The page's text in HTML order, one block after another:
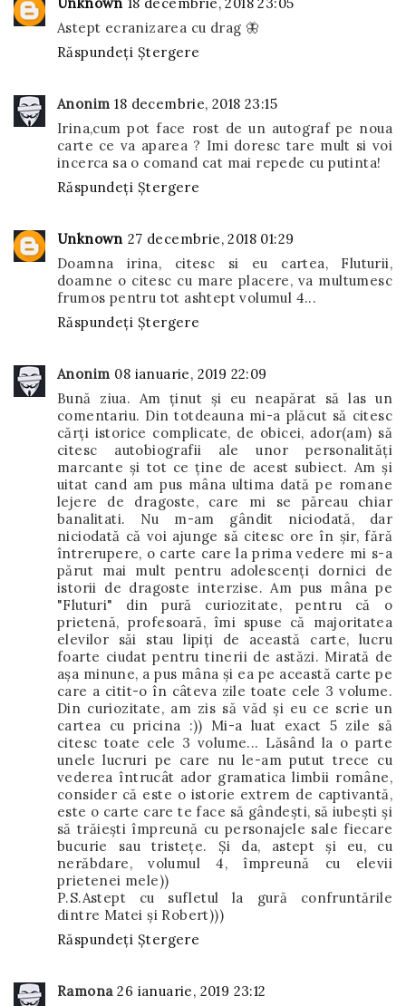
Astept ecranizarea cu drag 🦋
Răspundeți Ștergere
Anonim 18 decembrie, 2018 23:15
Irina,cum pot face rost de un autograf pe noua
carte ce va aparea ? Imi doresc tare mult si voi
incerca sa o comand cat mai repede cu putinta!
Răspundeți Ștergere
Unknown 27 decembrie, 2018 01:29
Doamna irina, citesc si eu cartea, Fluturii,
doamne o citesc cu mare placere, va multumesc
frumos pentru tot ashtept volumul 4...
Răspundeți Ștergere
Anonim 08 ianuarie, 2019 22:09
Bună ziua. Am ținut și eu neapărat să las un
comentariu. Din totdeauna mi-a plăcut să citesc
cărți istorice complicate, de obicei, ador(am) să
citesc autobiografii ale unor personalități
marcante și tot ce ține de acest subiect. Am și
uitat cand am pus mâna ultima dată pe romane
lejere de dragoste, care mi se păreau chiar
banalitati. Nu m-am gândit niciodată, dar
niciodată că voi ajunge să citesc ore în șir, fără
întrerupere, o carte care la prima vedere mi s-a
părut mai mult pentru adolescenți dornici de
istorii de dragoste interzise. Am pus mâna pe
"Fluturi" din pură curiozitate, pentru că o
prietenă, profesoară, îmi spuse că majoritatea
elevilor săi stau lipiți de această carte, lucru
foarte ciudat pentru tinerii de astăzi. Mirată de
așa minune, a pus mâna și ea pe această carte pe
care a citit-o în câteva zile toate cele 3 volume.
Din curiozitate, am zis să văd și eu ce scrie un
cartea cu pricina :)) Mi-a luat exact 5 zile să
citesc toate cele 3 volume... Lăsând la o parte
unele lucruri pe care nu le-am putut trece cu
vederea întrucât ador gramatica limbii române,
consider că este o istorie extrem de captivantă,
este o carte care te face să gândești, să iubești și
să trăiești împreună cu personajele sale fiecare
bucurie sau tristețe. Și da, astept și eu, cu
nerăbdare, volumul 4, împreună cu elevii
prietenei mele))
P.S.Astept cu sufletul la gură confruntările
dintre Matei și Robert)))
Răspundeți Ștergere
Ramona 26 ianuarie, 2019 23:12